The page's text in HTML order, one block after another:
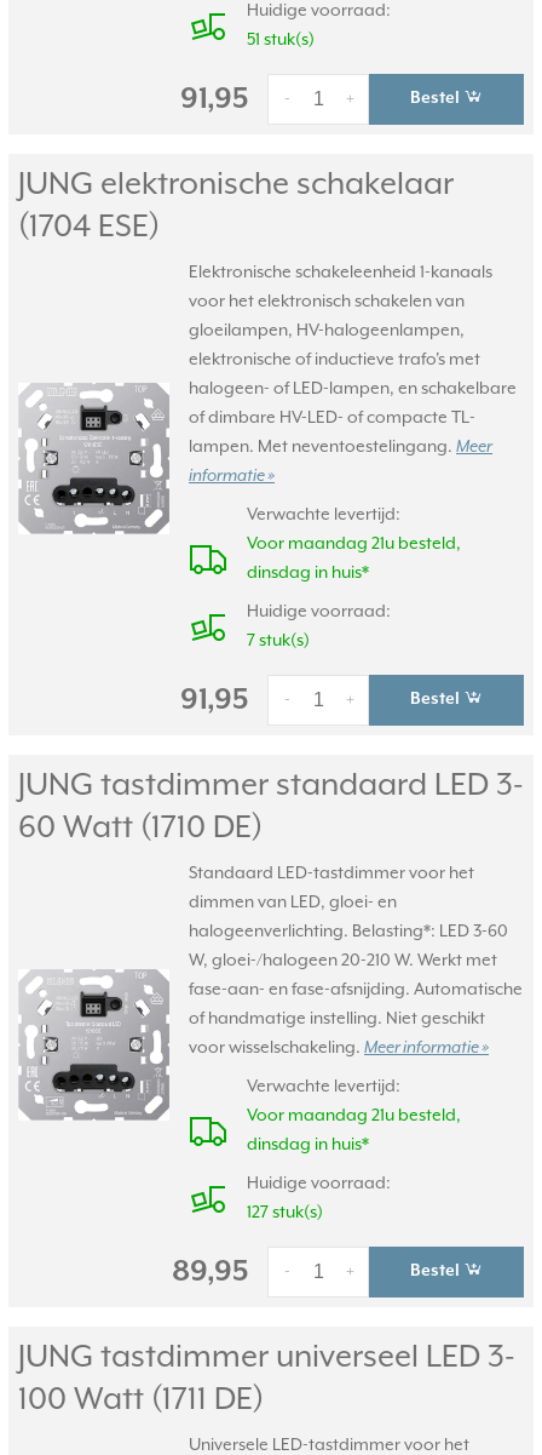
Huidige voorraad:
51 stuk(s)
91,95 +
- Bestel
JUNG elektronische schakelaar
(1704 ESE)
Elektronische schakeleenheid 1-kanaals
voor het elektronisch schakelen van
gloeilampen, HV-halogeenlampen,
elektronische of inductieve trafo's met
halogeen- of LED-lampen, en schakelbare
of dimbare HV-LED- of compacte TL-
lampen. Met neventoestelingang. Meer
informatie »
Verwachte levertijd:
Voor maandag 21u besteld,
dinsdag in huis*
Huidige voorraad:
7 stuk(s)
91,95 +
- Bestel
JUNG tastdimmer standaard LED 3-
60 Watt (1710 DE)
Standaard LED-tastdimmer voor het
dimmen van LED, gloei- en
halogeenverlichting. Belasting*: LED 3-60
W, gloei-/halogeen 20-210 W. Werkt met
fase-aan- en fase-afsnijding. Automatische
of handmatige instelling. Niet geschikt
voor wisselschakeling. Meer informatie »
Verwachte levertijd:
Voor maandag 21u besteld,
dinsdag in huis*
Huidige voorraad:
127 stuk(s)
89,95 +
- Bestel
JUNG tastdimmer universeel LED 3-
100 Watt (1711 DE)
Universele LED-tastdimmer voor het